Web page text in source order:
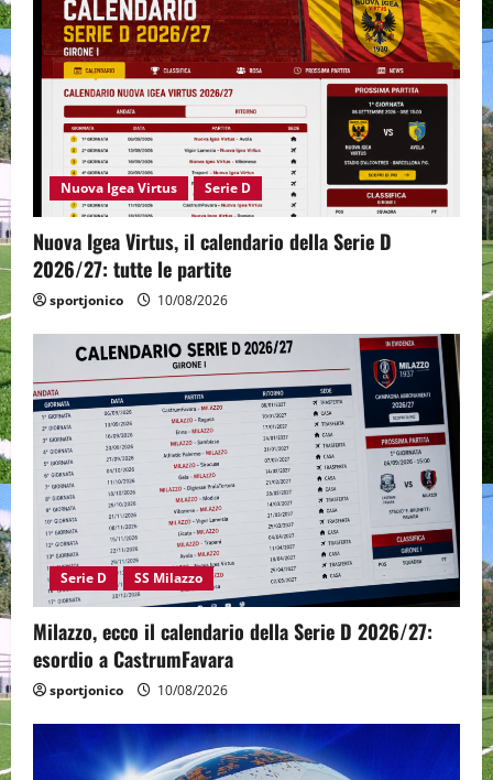
Nuova Igea Virtus Serie D
Nuova Igea Virtus, il calendario della Serie D
2026/27: tutte le partite
sportjonico 10/08/2026
Serie D SS Milazzo
Milazzo, ecco il calendario della Serie D 2026/27:
esordio a CastrumFavara
sportjonico 10/08/2026